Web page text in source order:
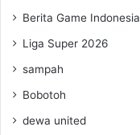
Berita Game Indonesia
Liga Super 2026
sampah
Bobotoh
dewa united